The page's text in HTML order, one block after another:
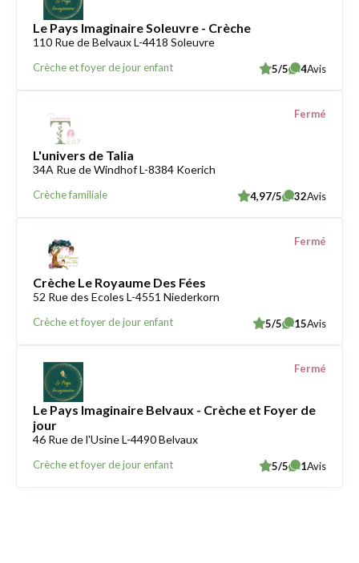
Le Pays Imaginaire Soleuvre - Crèche
110 Rue de Belvaux L-4418 Soleuvre
Crèche et foyer de jour enfant 5/5 4Avis
L'univers de Talia
34A Rue de Windhof L-8384 Koerich
Crèche familiale
Fermé
4,97/5 32Avis
Crèche Le Royaume Des Fées
52 Rue des Ecoles L-4551 Niederkorn
Crèche et foyer de jour enfant
Fermé
5/5 15Avis
Le Pays Imaginaire Belvaux - Crèche et Foyer de
jour
46 Rue de l'Usine L-4490 Belvaux
Crèche et foyer de jour enfant
Fermé
5/5 1Avis